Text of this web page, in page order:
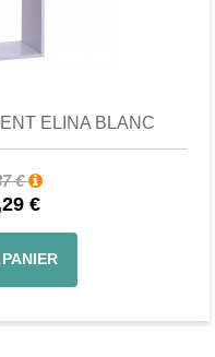
ELINA BLANC
€
€